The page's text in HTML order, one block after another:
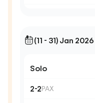
(11 - 31) Jan
Solo
2-2PAX